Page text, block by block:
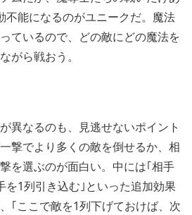
不能になるのがユニークだ。魔法
ているので、どの敵にどの魔法を
がら戦おう。
異なるのも、見逃せないポイント
撃でより多くの敵を倒せるか、相
を選ぶのが面白い。中には｢相手
を1列引き込む｣といった追加効果
｢ここで敵を1列下げておけば、次